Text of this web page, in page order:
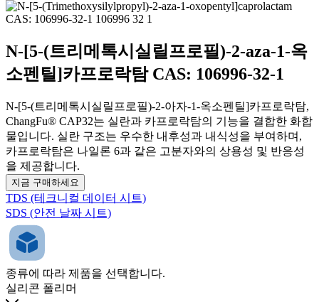
N-[5-(트리메톡시실릴프로필)-2-aza-1-옥
소펜틸]카프로락탐 CAS: 106996-32-1
N-[5-(트리메톡시실릴프로필)-2-아자-1-옥소펜틸]카프로락탐,
ChangFu® CAP32는 실란과 카프로락탐의 기능을 결합한 화합
물입니다. 실란 구조는 우수한 내후성과 내식성을 부여하며,
카프로락탐은 나일론 6과 같은 고분자와의 상용성 및 반응성
을 제공합니다.
지금 구매하세요
TDS (테크니컬 데이터 시트)
SDS (안전 날짜 시트)
종류에 따라 제품을 선택합니다.
실리콘 폴리머